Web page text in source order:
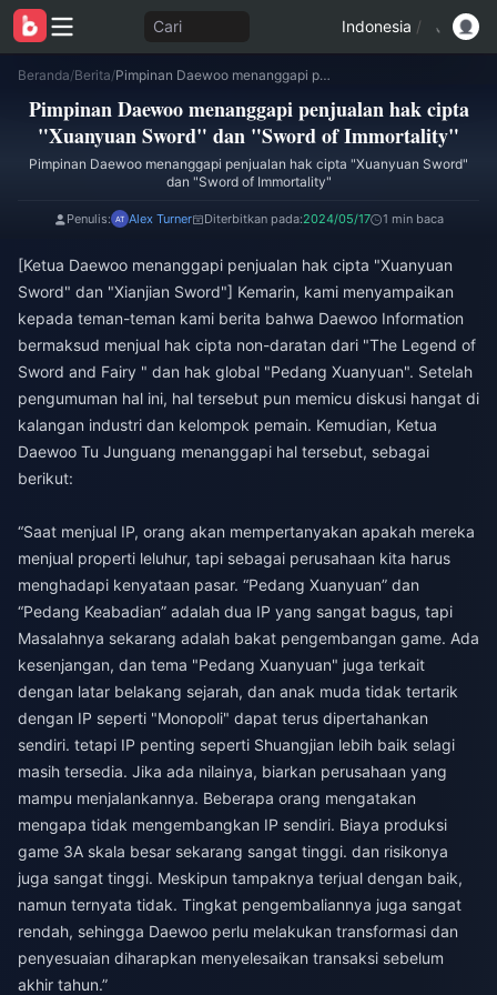
Cari Indonesia /
Beranda/Berita/ Pimpinan Daewoo menanggapi penjualan hak cipta "Xuanyuan Sword" dan "Sword of Immortality"
Pimpinan Daewoo menanggapi penjualan hak cipta
"Xuanyuan Sword" dan "Sword of Immortality"
Pimpinan Daewoo menanggapi penjualan hak cipta "Xuanyuan Sword"
dan "Sword of Immortality"
Penulis: Alex Turner Diterbitkan pada:2024/05/17 1 min baca
[Ketua Daewoo menanggapi penjualan hak cipta "Xuanyuan
Sword" dan "Xianjian Sword"] Kemarin, kami menyampaikan
kepada teman-teman kami berita bahwa Daewoo Information
bermaksud menjual hak cipta non-daratan dari "The Legend of
Sword and Fairy " dan hak global "Pedang Xuanyuan". Setelah
pengumuman hal ini, hal tersebut pun memicu diskusi hangat di
kalangan industri dan kelompok pemain. Kemudian, Ketua
Daewoo Tu Junguang menanggapi hal tersebut, sebagai
berikut:
“Saat menjual IP, orang akan mempertanyakan apakah mereka
menjual properti leluhur, tapi sebagai perusahaan kita harus
menghadapi kenyataan pasar. “Pedang Xuanyuan” dan
“Pedang Keabadian” adalah dua IP yang sangat bagus, tapi
Masalahnya sekarang adalah bakat pengembangan game. Ada
kesenjangan, dan tema "Pedang Xuanyuan" juga terkait
dengan latar belakang sejarah, dan anak muda tidak tertarik
dengan IP seperti "Monopoli" dapat terus dipertahankan
sendiri. tetapi IP penting seperti Shuangjian lebih baik selagi
masih tersedia. Jika ada nilainya, biarkan perusahaan yang
mampu menjalankannya. Beberapa orang mengatakan
mengapa tidak mengembangkan IP sendiri. Biaya produksi
game 3A skala besar sekarang sangat tinggi. dan risikonya
juga sangat tinggi. Meskipun tampaknya terjual dengan baik,
namun ternyata tidak. Tingkat pengembaliannya juga sangat
rendah, sehingga Daewoo perlu melakukan transformasi dan
penyesuaian diharapkan menyelesaikan transaksi sebelum
akhir tahun.”